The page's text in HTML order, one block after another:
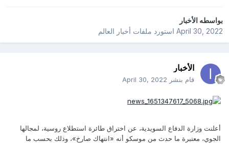
بواسطهالأخبار
April 30, 2022استورد ملفات أخبار العالم
الأخبار
قام بنشر April 30, 2022
أعلنت وزارة الدفاع السويدية، عن اختراق طائرة استطلاع روسية، لمجالها
الجوي، معتبرة ما حدث من موسكو أنه «انتهاك صارخ»، وذلك بحسب ما